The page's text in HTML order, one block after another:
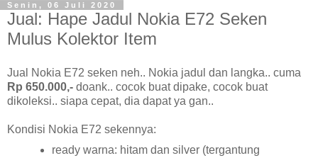
Senin, 06 Juli 2020
Jual: Hape Jadul Nokia E72 Seken
Mulus Kolektor Item
Jual Nokia E72 seken neh.. Nokia jadul dan langka.. cuma
Rp 650.000,- doank.. cocok buat dipake, cocok buat
dikoleksi.. siapa cepat, dia dapat ya gan..
Kondisi Nokia E72 sekennya:
ready warna: hitam dan silver (tergantung